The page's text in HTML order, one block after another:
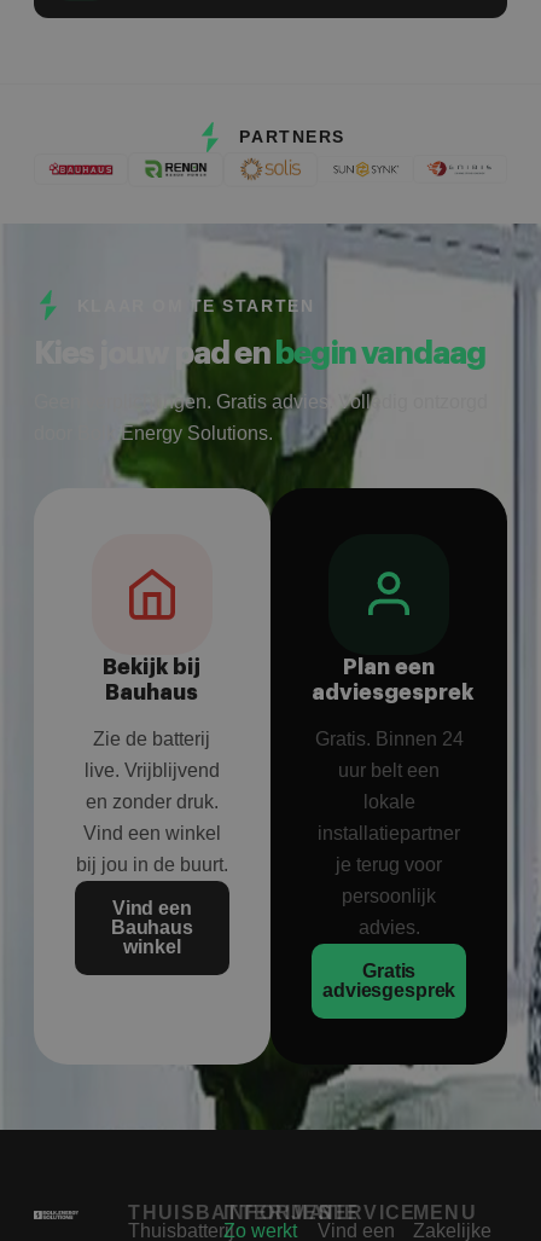
PARTNERS
KLAAR OM TE STARTEN
Kies jouw pad en begin vandaag
Geen verplichtingen. Gratis advies. Volledig ontzorgd
door Bolk Energy Solutions.
Bekijk bij
Bauhaus
Zie de batterij
live. Vrijblijvend
en zonder druk.
Vind een winkel
bij jou in de buurt.
Vind een
Bauhaus
winkel
Plan een
adviesgesprek
Gratis. Binnen 24
uur belt een
lokale
installatiepartner
je terug voor
persoonlijk
advies.
Gratis
adviesgesprek
THUISBATTERIJEN
Thuisbatterij
INFORMATIE
Zo werkt
SERVICE
Vind een
MENU
Zakelijke